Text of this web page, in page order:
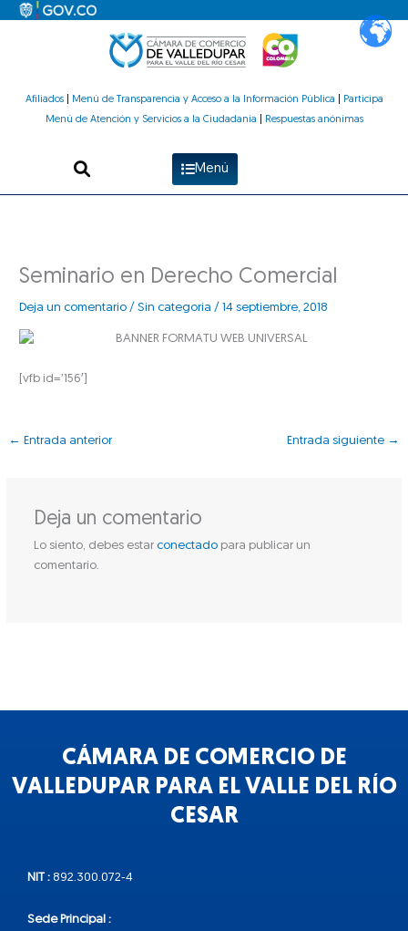
Afiliados| Menú de Transparencia y Acceso a la Información Pública
Participa
Menú de Atención y Servicios a la Ciudadanía
Respuestas anónimas
Menú
Seminario en Derecho Comercial
Deja un comentario /Sin categoría /14 septiembre, 2018
[vfb id=’156′]
← Entrada anterior Entrada siguiente →
Deja un comentario
Lo siento, debes estar conectadopara publicar un
comentario.
CÁMARA DE COMERCIO DE
VALLEDUPAR PARA EL VALLE DEL RÍO
CESAR
NIT : 892.300.072-4
Sede Principal :